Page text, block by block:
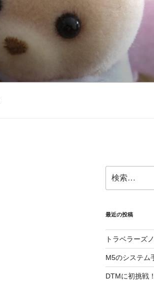
索:
最近の投稿
トラベラーズ
M5のシステム
DTMに初挑戦